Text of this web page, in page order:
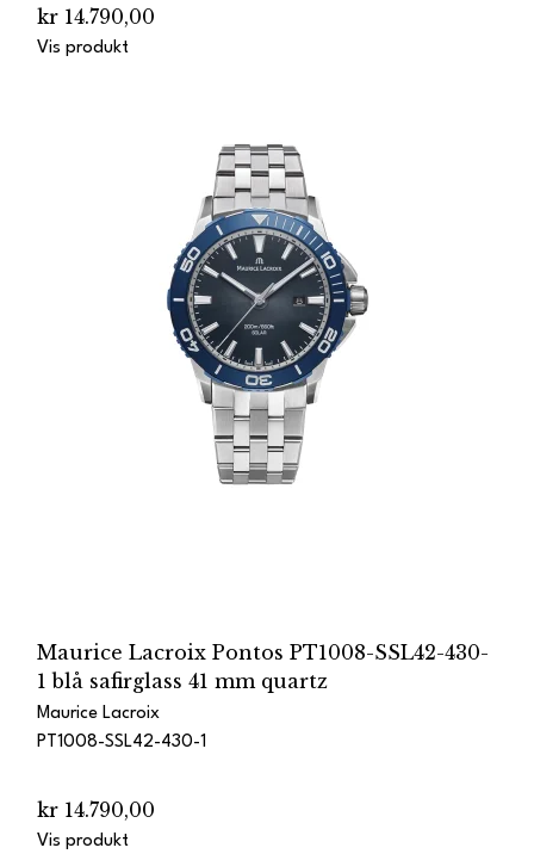
kr 14.790,00
Vis produkt
Maurice Lacroix Pontos PT1008-SSL42-430-
1 blå safirglass 41 mm quartz
Maurice Lacroix
PT1008-SSL42-430-1
kr 14.790,00
Vis produkt